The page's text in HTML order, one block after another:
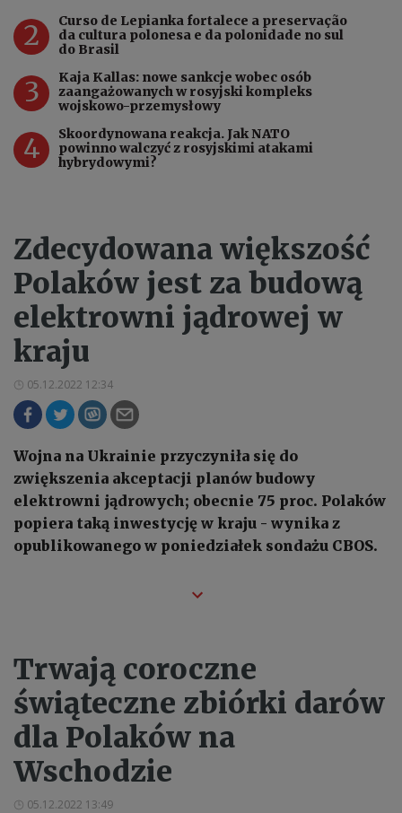
2
Curso de Lepianka fortalece a preservação
da cultura polonesa e da polonidade no sul
do Brasil
3
Kaja Kallas: nowe sankcje wobec osób
zaangażowanych w rosyjski kompleks
wojskowo-przemysłowy
4
Skoordynowana reakcja. Jak NATO
powinno walczyć z rosyjskimi atakami
hybrydowymi?
Zdecydowana większość
Polaków jest za budową
elektrowni jądrowej w
kraju
05.12.2022 12:34
Wojna na Ukrainie przyczyniła się do
zwiększenia akceptacji planów budowy
elektrowni jądrowych; obecnie 75 proc. Polaków
popiera taką inwestycję w kraju - wynika z
opublikowanego w poniedziałek sondażu CBOS.
Trwają coroczne
świąteczne zbiórki darów
dla Polaków na
Wschodzie
05.12.2022 13:49